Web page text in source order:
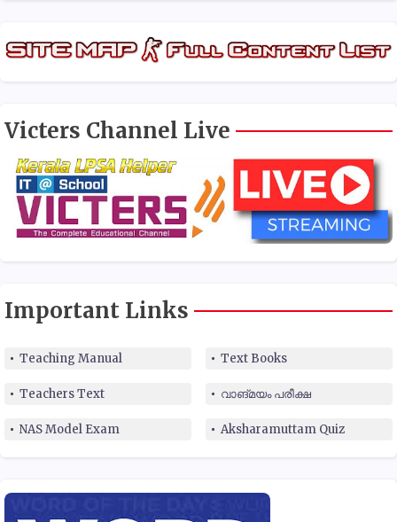
Victers Channel Live
Important Links
Teaching Manual Text Books
Teachers Text വാങ്മയം പരീക്ഷ
NAS Model Exam Aksharamuttam Quiz